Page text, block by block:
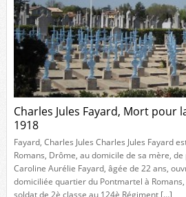
Charles Jules Fayard, Mort pour
1918
Fayard, Charles Jules Charles Jules Fayard
Romans, Drôme, au domicile de sa mère,
Caroline Aurélie Fayard, âgée de 22 ans,
domiciliée quartier du Pontmartel à